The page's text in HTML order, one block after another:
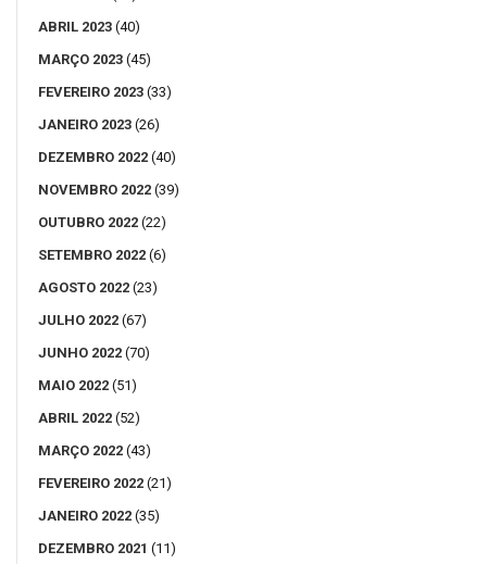
ABRIL 2023 (40)
MARÇO 2023 (45)
FEVEREIRO 2023 (33)
JANEIRO 2023 (26)
DEZEMBRO 2022 (40)
NOVEMBRO 2022 (39)
OUTUBRO 2022 (22)
SETEMBRO 2022 (6)
AGOSTO 2022 (23)
JULHO 2022 (67)
JUNHO 2022 (70)
MAIO 2022 (51)
ABRIL 2022 (52)
MARÇO 2022 (43)
FEVEREIRO 2022 (21)
JANEIRO 2022 (35)
DEZEMBRO 2021 (11)